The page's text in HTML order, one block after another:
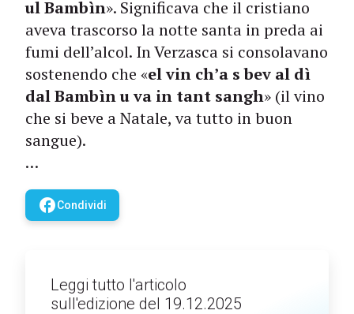
ul Bambìn». Significava che il cristiano
aveva trascorso la notte santa in preda ai
fumi dell’alcol. In Verzasca si consolavano
sostenendo che «el vin ch’a s bev al dì
dal Bambìn u va in tant sangh» (il vino
che si beve a Natale, va tutto in buon
sangue).
…
facebookCondividi
Leggi tutto l'articolo
sull'edizione del 19.12.2025